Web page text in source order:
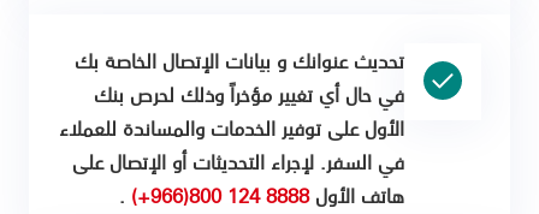
تحديث عنوانك و بيانات الإتصال الخاصة بك
في حال أي تغيير مؤخراً وذلك لحرص بنك
الأول على توفير الخدمات والمساندة للعملاء
في السفر. لإجراء التحديثات أو الإتصال على
هاتف الأول8888 124 800(966+)
.